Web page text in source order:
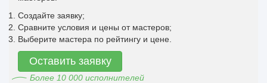
Создайте заявку;
Сравните условия и цены от мастеров;
Выберите мастера по рейтингу и цене.
Оставить заявку
Более 10 000 исполнителей